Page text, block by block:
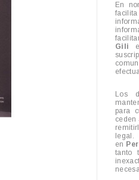
En
Gili
Los
para
ceden
en
tanto